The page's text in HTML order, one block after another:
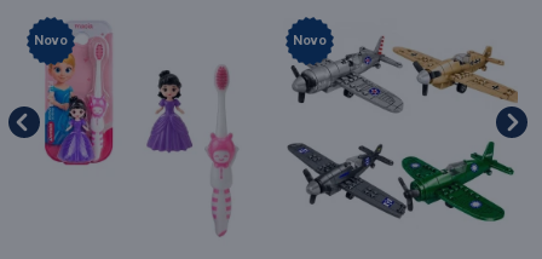
Novo Novo